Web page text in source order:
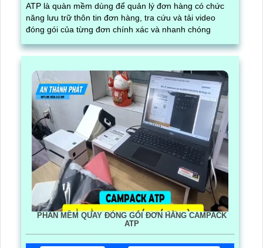
ATP là quàn mềm dùng để quản lý đơn hàng có chức
năng lưu trữ thôn tin đơn hàng, tra cứu và tải video
đóng gói của từng đơn chính xác và nhanh chóng
PHẦN MỀM QUAY ĐÓNG GÓI ĐƠN HÀNG CAMPACK
ATP